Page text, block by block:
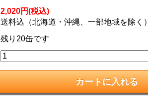
2,020円(税込)
送料込（北海道・沖縄、一部地域を除く）
残り20缶です